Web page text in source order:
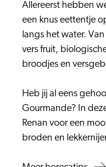
Allereerst hebben
een knus eettentje
langs het water.
vers fruit,
broodjes en
Heb jij al eens
Gourmande? In
Renan voor een
broden en